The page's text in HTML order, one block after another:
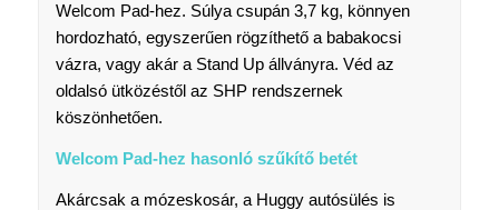
Welcom Pad-hez. Súlya csupán 3,7 kg, könnyen
hordozható, egyszerűen rögzíthető a babakocsi
vázra, vagy akár a Stand Up állványra. Véd az
oldalsó ütközéstől az SHP rendszernek
köszönhetően.
Welcom Pad-hez hasonló szűkítő betét
Akárcsak a mózeskosár, a Huggy autósülés is